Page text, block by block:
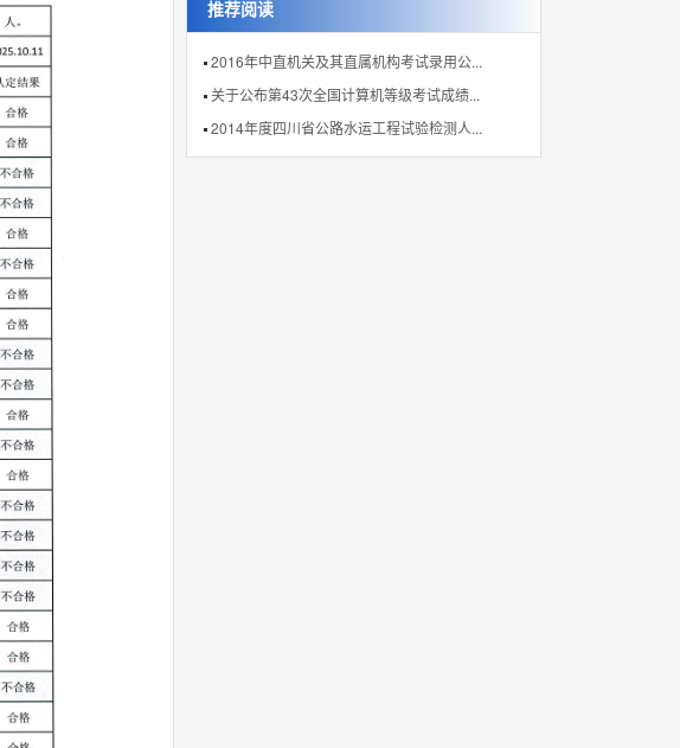
推荐阅读
2016年中直机关及其直属机构考试录用公...
关于公布第43次全国计算机等级考试成绩...
2014年度四川省公路水运工程试验检测人...